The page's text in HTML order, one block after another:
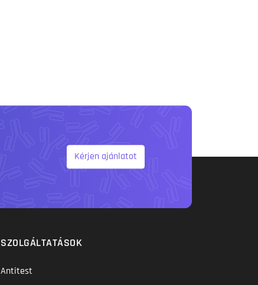
Kérjen ajánlatot
SZOLGÁLTATÁSOK
Antitest